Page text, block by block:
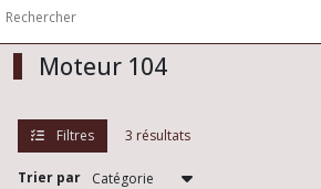
Moteur 104
Filtres 3 résultats
Trier par
Moteur
de
serrage
104
(1)